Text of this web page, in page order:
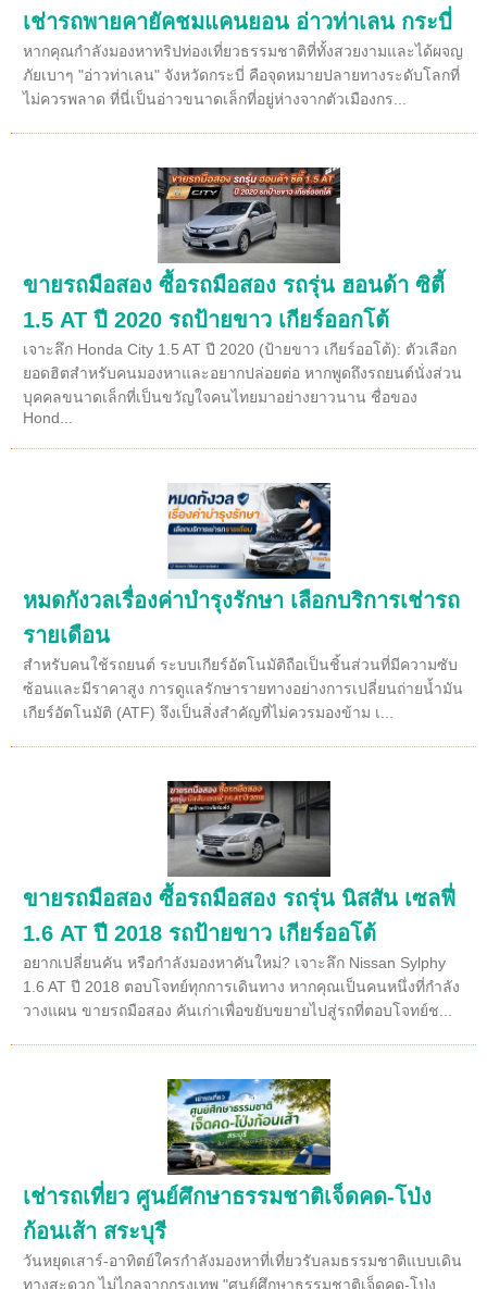
เช่ารถพายคายัคชมแคนยอน อ่าวท่าเลน กระบี่
หากคุณกำลังมองหาทริปท่องเที่ยวธรรมชาติที่ทั้งสวยงามและได้ผจญ
ภัยเบาๆ "อ่าวท่าเลน" จังหวัดกระบี่ คือจุดหมายปลายทางระดับโลกที่
ไม่ควรพลาด ที่นี่เป็นอ่าวขนาดเล็กที่อยู่ห่างจากตัวเมืองกร...
ขายรถมือสอง ซื้อรถมือสอง รถรุ่น ฮอนด้า ซิตี้
1.5 AT ปี 2020 รถป้ายขาว เกียร์ออกโต้
เจาะลึก Honda City 1.5 AT ปี 2020 (ป้ายขาว เกียร์ออโต้): ตัวเลือก
ยอดฮิตสำหรับคนมองหาและอยากปล่อยต่อ หากพูดถึงรถยนต์นั่งส่วน
บุคคลขนาดเล็กที่เป็นขวัญใจคนไทยมาอย่างยาวนาน ชื่อของ
Hond...
หมดกังวลเรื่องค่าบำรุงรักษา เลือกบริการเช่ารถ
รายเดือน
สำหรับคนใช้รถยนต์ ระบบเกียร์อัตโนมัติถือเป็นชิ้นส่วนที่มีความซับ
ซ้อนและมีราคาสูง การดูแลรักษารายทางอย่างการเปลี่ยนถ่ายน้ำมัน
เกียร์อัตโนมัติ (ATF) จึงเป็นสิ่งสำคัญที่ไม่ควรมองข้าม เ...
ขายรถมือสอง ซื้อรถมือสอง รถรุ่น นิสสัน เซลฟี่
1.6 AT ปี 2018 รถป้ายขาว เกียร์ออโต้
อยากเปลี่ยนคัน หรือกำลังมองหาคันใหม่? เจาะลึก Nissan Sylphy
1.6 AT ปี 2018 ตอบโจทย์ทุกการเดินทาง หากคุณเป็นคนหนึ่งที่กำลัง
วางแผน ขายรถมือสอง คันเก่าเพื่อขยับขยายไปสู่รถที่ตอบโจทย์ช...
เช่ารถเที่ยว ศูนย์ศึกษาธรรมชาติเจ็ดคด-โป่ง
ก้อนเส้า สระบุรี
วันหยุดเสาร์-อาทิตย์ใครกำลังมองหาที่เที่ยวรับลมธรรมชาติแบบเดิน
ทางสะดวก ไม่ไกลจากกรุงเทพ "ศูนย์ศึกษาธรรมชาติเจ็ดคด-โป่ง